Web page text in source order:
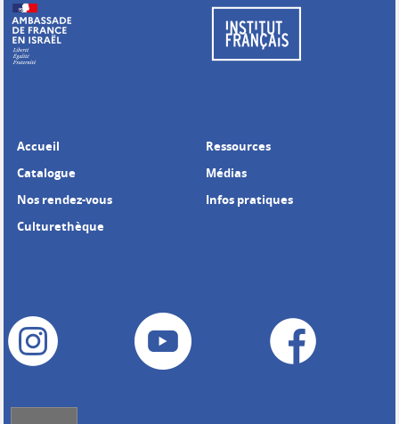
Accueil
Catalogue
Nos rendez-vous
Culturethèque
Ressources
Médias
Infos pratiques